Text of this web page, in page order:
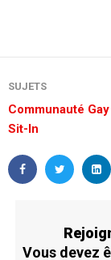
SUJETS
Communauté Gay
Sit-In
Vous devez